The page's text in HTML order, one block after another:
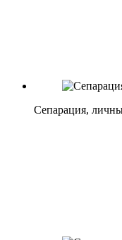
Сепарация,